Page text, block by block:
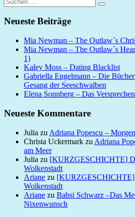
nach:
Suchen
Neueste Beiträge
Mia Newman – The Outlaw´s
Mia Newman – The Outlaw´s
1)
Kaley Moss – Dating Blacklist
Gabriella Engelmann – Die
Gesang der Seeschwalben
Elena Sonnberg – Das
Neueste Kommentare
Julia zu Adriana Popescu –
Christa Uckermark zu Adriana
am Meer
Julia zu [KURZGESCHICHTE]
Wolkenstadt
Ariane zu [KURZGESCHICHTE]
Wolkenstadt
Ariane zu Babsi Schwarz –Das
Nixenwunsch